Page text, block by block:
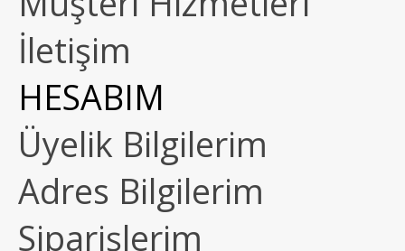
İletişim
HESABIM
Üyelik Bilgilerim
Adres Bilgilerim
Siparişlerim